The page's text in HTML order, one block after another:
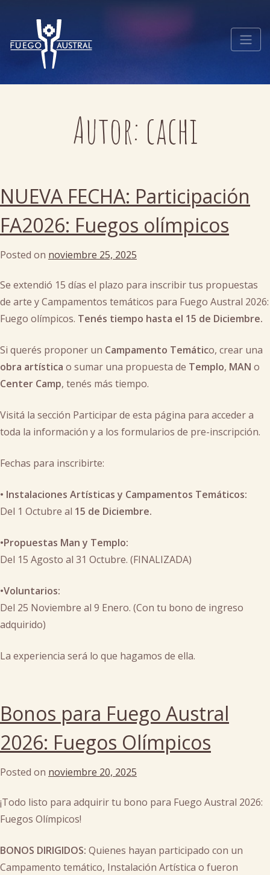
Autor: cachi
NUEVA FECHA: Participación
FA2026: Fuegos olímpicos
Posted on noviembre 25, 2025
Se extendió 15 días el plazo para inscribir tus propuestas
de arte y Campamentos temáticos para Fuego Austral 2026:
Fuego olímpicos. Tenés tiempo hasta el 15 de Diciembre.
Si querés proponer un Campamento Temático, crear una
obra artística o sumar una propuesta de Templo, MAN o
Center Camp, tenés más tiempo.
Visitá la sección Participar de esta página para acceder a
toda la información y a los formularios de pre-inscripción.
Fechas para inscribirte:
•⁠ ⁠Instalaciones Artísticas y Campamentos Temáticos:
Del 1 Octubre al 15 de Diciembre.
•Propuestas Man y Templo:
Del 15 Agosto al 31 Octubre. (FINALIZADA)
•Voluntarios:
Del 25 Noviembre al 9 Enero. (Con tu bono de ingreso
adquirido)
La experiencia será lo que hagamos de ella.
arte,
campamentos
tematicos,
man,
Bonos para Fuego Austral
2026: Fuegos Olímpicos
Posted on noviembre 20, 2025
¡Todo listo para adquirir tu bono para Fuego Austral 2026:
Fuegos Olímpicos!
BONOS DIRIGIDOS: Quienes hayan participado con un
Campamento temático, Instalación Artística o fueron